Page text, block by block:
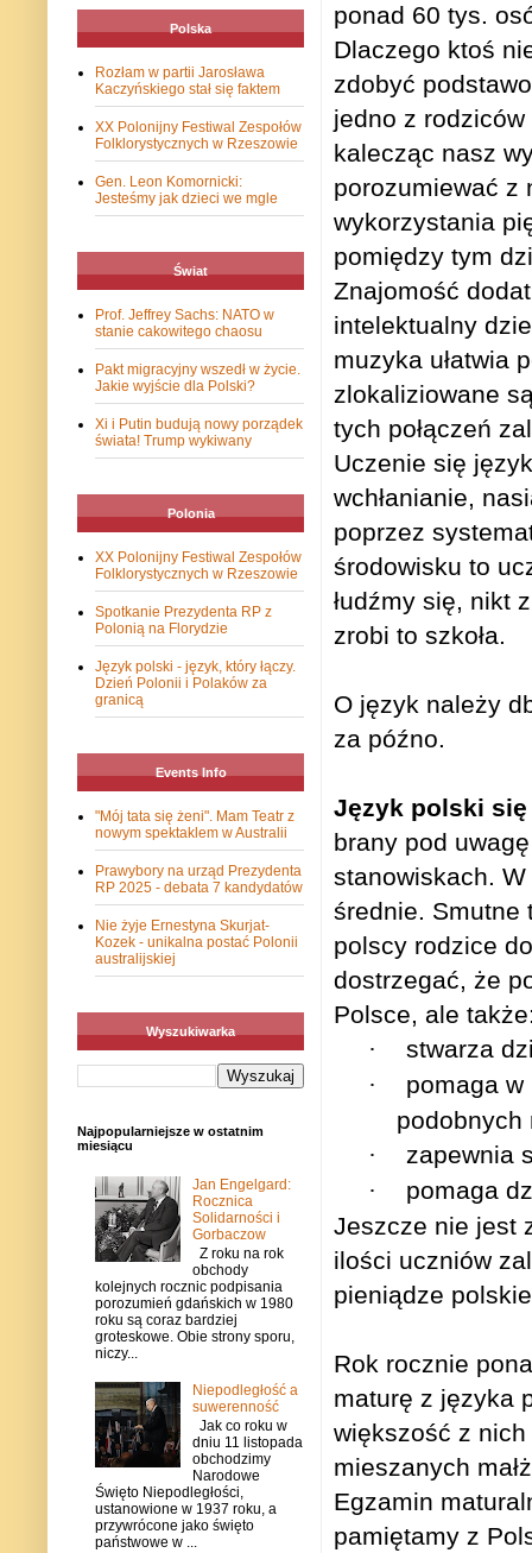
ponad 60 tys.
Dlaczego ktoś
zdobyć
jedno z
kalecząc nasz
porozumiewać z
wykorzystania
pomiędzy tym
Znajomość
intelektualny
muzyka ułatwia
zlokaliziowane
tych połączeń
Uczenie się
wchłanianie,
poprzez
środowisku to
łudźmy się, nikt
zrobi to szkoła.
O język należy
za późno.
Język polski
brany pod
stanowiskach. W
średnie. Smutne
polscy rodzice
dostrzegać, że
Polsce, ale
· stwarza
·
pomaga
podobnych
· zapewnia
·
pomaga
Jeszcze nie jest
ilości uczniów
pieniądze
Rok rocznie
maturę z języka
większość z
mieszanych
Egzamin
pamiętamy z
Polska
Rozłam w partii Jarosława
Kaczyńskiego stał się faktem
XX Polonijny Festiwal Zespołów
Folklorystycznych w Rzeszowie
Gen. Leon Komornicki:
Jesteśmy jak dzieci we mgle
Świat
Prof. Jeffrey Sachs: NATO w
stanie cakowitego chaosu
Pakt migracyjny wszedł w życie.
Jakie wyjście dla Polski?
Xi i Putin budują nowy porządek
świata! Trump wykiwany
Polonia
XX Polonijny Festiwal Zespołów
Folklorystycznych w Rzeszowie
Spotkanie Prezydenta RP z
Polonią na Florydzie
Język polski - język, który łączy.
Dzień Polonii i Polaków za
granicą
Events Info
"Mój tata się żeni". Mam Teatr z
nowym spektaklem w Australii
Prawybory na urząd Prezydenta
RP 2025 - debata 7 kandydatów
Nie żyje Ernestyna Skurjat-
Kozek - unikalna postać Polonii
australijskiej
Wyszukiwarka
Najpopularniejsze w ostatnim
miesiącu
Jan Engelgard:
Rocznica
Solidarności i
Gorbaczow
Z roku na rok
obchody
kolejnych rocznic podpisania
porozumień gdańskich w 1980
roku są coraz bardziej
groteskowe. Obie strony sporu,
niczy...
Niepodległość a
suwerenność
Jak co roku w
dniu 11 listopada
obchodzimy
Narodowe
Święto Niepodległości,
ustanowione w 1937 roku, a
przywrócone jako święto
państwowe w ...